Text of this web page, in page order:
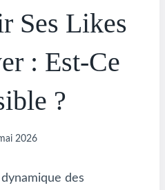
Ses Likes
: Est-Ce
?
2026
des